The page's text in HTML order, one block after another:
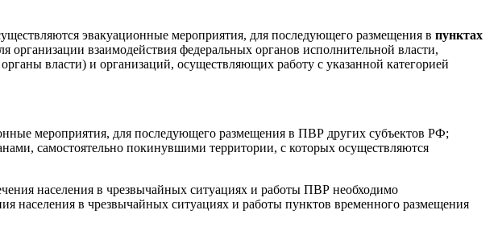
эвакуационные мероприятия, для последующего размещения в пунктах
организации взаимодействия федеральных органов исполнительной власти,
власти) и организаций, осуществляющих работу с указанной категорией
мероприятия, для последующего размещения в ПВР других субъектов РФ;
самостоятельно покинувшими территории, с которых осуществляются
населения в чрезвычайных ситуациях и работы ПВР необходимо
населения в чрезвычайных ситуациях и работы пунктов временного размещения